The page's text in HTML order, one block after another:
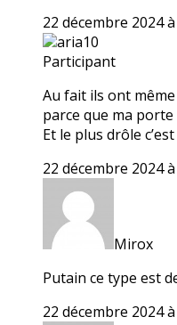
22 décembre 2024
aria10
Participant
Au fait ils ont
parce que ma porte
Et le plus drôle
22 décembre 2024
Mirox
Putain ce type est
22 décembre 2024